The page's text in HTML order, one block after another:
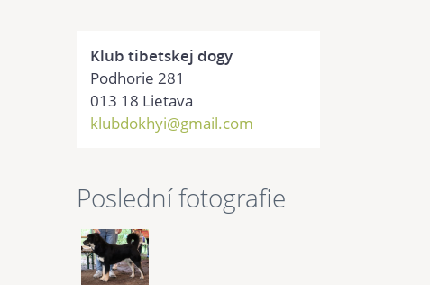
Klub tibetskej dogy
Podhorie 281
013 18 Lietava
klubdokhyi@gmail.com
Poslední fotografie